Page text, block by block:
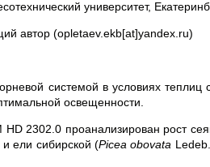
университет,
автор (opletaev.ekb[at]yandex.ru)
системой в условиях
освещенности.
2302.0 проанализирован рост
и ели сибирской (Picea obovata